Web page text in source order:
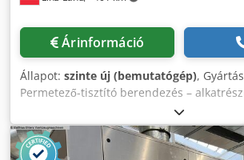
Árinformáció
Állapot: szinte új (bemutatógép),
Permetező-tisztító berendezés –
– ÚJ BERENDEZÉS / kísérleti berendezés
méretei: HxSZ 1100 x 1100 mm Hasznos
mm Maximális terhelési súly: 700 kg